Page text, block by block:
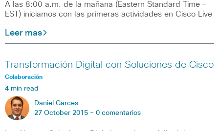
A las 8:00 a.m. de la mañana (Eastern Standard Time –
EST) iniciamos con las primeras actividades en Cisco Live
Leer mas
Transformación Digital con Soluciones de Cisco
Colaboración
4 min read
Daniel Garces
27 October 2015 - 0 comentarios